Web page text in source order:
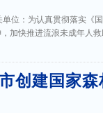
位：为认真贯彻落实《
加快推进流浪未成年人
创建国家